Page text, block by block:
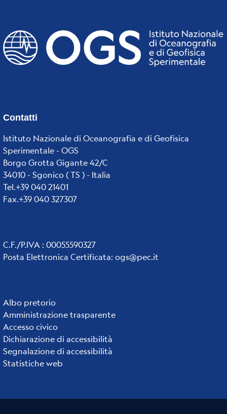
Contatti
Istituto Nazionale di Oceanografia e di Geofisica
Sperimentale - OGS
Borgo Grotta Gigante 42/C
34010 - Sgonico ( TS ) - Italia
Tel.+39 040 21401
Fax.+39 040 327307
C.F./P.IVA : 00055590327
Posta Elettronica Certificata: ogs@pec.it
Institute
links
Albo pretorio
Amministrazione trasparente
Accesso civico
Dichiarazione di accessibilità
Segnalazione di accessibilità
Statistiche web